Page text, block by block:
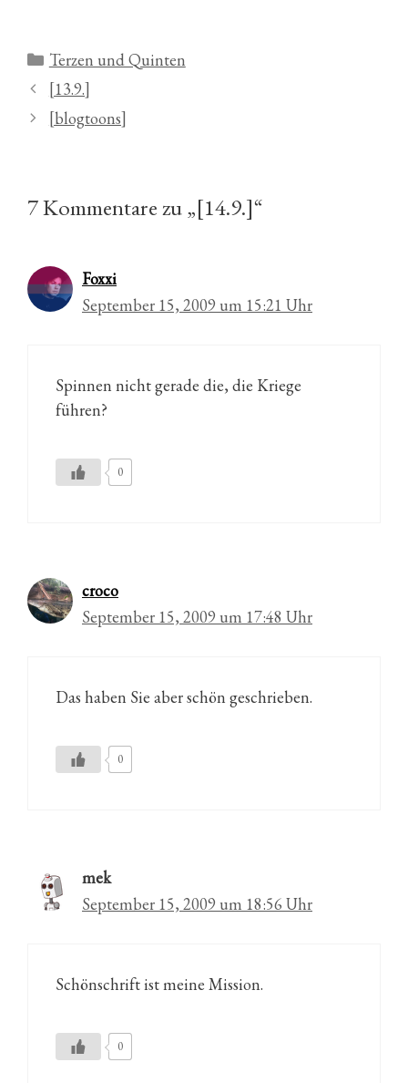
Kategorien
Terzen und Quinten
[13.9.]
[blogtoons]
7 Kommentare zu „[14.9.]“
Foxxi
September 15, 2009 um 15:21 Uhr
Spinnen nicht gerade die, die Kriege
führen?
0
croco
September 15, 2009 um 17:48 Uhr
Das haben Sie aber schön geschrieben.
0
mek
September 15, 2009 um 18:56 Uhr
Schönschrift ist meine Mission.
0